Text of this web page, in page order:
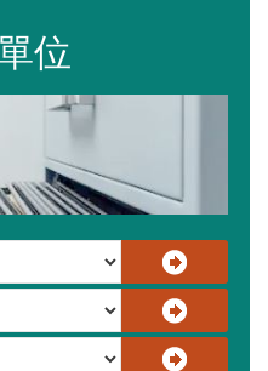
位